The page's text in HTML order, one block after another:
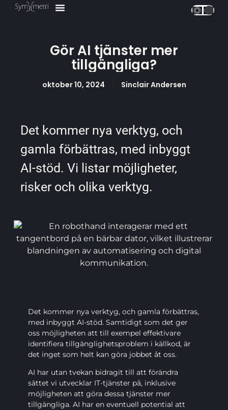
Gör AI tjänster mer
tillgängliga?
oktober 10, 2024 Sinclair Andersen
Det kommer nya verktyg, och
gamla förbättras, med inbyggt
AI-stöd. Vi listar möjligheter,
risker och olika verktyg.
Det kommer nya verktyg, och gamla förbättras,
med inbyggt AI-stöd. Samtidigt som det ger
oss möjligheten att till exempel effektivare
identifiera tillgänglighetsproblem i källkod, är
det inget som helt kan göra jobbet åt oss.
AI har utan tvekan bidragit till att förändra
sättet vi utvecklar IT-tjänster på, inklusive
möjligheten att göra dessa tjänster mer
tillgängliga. AI har en eventuell potential att